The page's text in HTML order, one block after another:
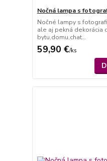
Nočná lampa s
Nočné lampy s
ale aj pekná dekorácia
bytu,domu,chat...
59,90 €/ks